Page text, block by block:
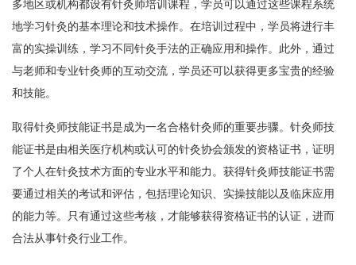
多地区或机构都设有针灸师培训课程，学员可以通过这些课程系统
地学习针灸的基本理论和技术操作。在培训过程中，学员将进行丰
富的实操训练，学习不同针灸手法的正确应用和操作。此外，通过
与老师和专业针灸师的互动交流，学员还可以获得更多宝贵的经验
和技能。
取得针灸师技能证书是成为一名合格针灸师的重要步骤。针灸师技
能证书是由相关医疗机构或认可的针灸协会颁发的资格证书，证明
了个人在针灸技术方面的专业水平和能力。获得针灸师技能证书需
要通过相关的考试和评估，包括理论知识、实操技能以及临床应用
的能力等。只有通过这些考核，才能够获得资格证书的认证，进而
合法从事针灸行业工作。